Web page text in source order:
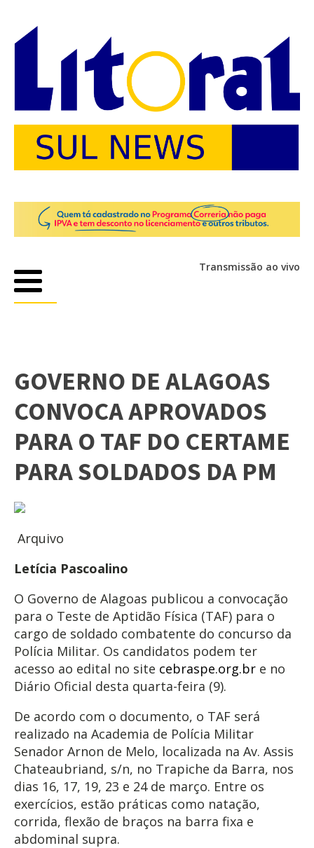
Transmissão ao vivo
GOVERNO DE ALAGOAS
CONVOCA APROVADOS
PARA O TAF DO CERTAME
PARA SOLDADOS DA PM
Arquivo
Letícia Pascoalino
O Governo de Alagoas publicou a convocação
para o Teste de Aptidão Física (TAF) para o
cargo de soldado combatente do concurso da
Polícia Militar. Os candidatos podem ter
acesso ao edital no site cebraspe.org.br e no
Diário Oficial desta quarta-feira (9).
De acordo com o documento, o TAF será
realizado na Academia de Polícia Militar
Senador Arnon de Melo, localizada na Av. Assis
Chateaubriand, s/n, no Trapiche da Barra, nos
dias 16, 17, 19, 23 e 24 de março. Entre os
exercícios, estão práticas como natação,
corrida, flexão de braços na barra fixa e
abdominal supra.